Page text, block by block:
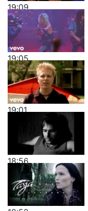
19:09
19:05
19:01
18:56